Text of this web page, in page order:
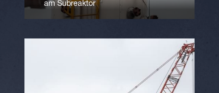
am Subreaktor